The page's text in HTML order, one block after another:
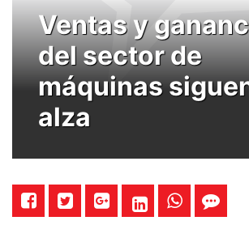
Ventas y
del sector de
máquinas
alza